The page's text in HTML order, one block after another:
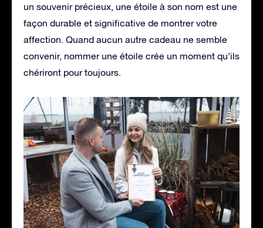
un souvenir précieux, une étoile à son nom est une
façon durable et significative de montrer votre
affection. Quand aucun autre cadeau ne semble
convenir, nommer une étoile crée un moment qu’ils
chériront pour toujours.